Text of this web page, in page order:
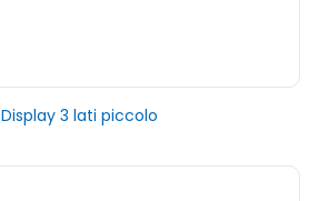
Display 3 lati piccolo